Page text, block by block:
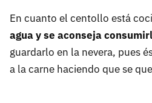
En cuanto el centollo está
agua y se aconseja
guardarlo en la nevera, pues
a la carne haciendo que se